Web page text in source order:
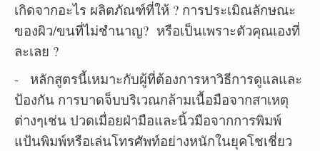
เกิดจากอะไร ผลิตภัณฑ์ที่ให้ ? การประเมิณลักษณะ
ของผิว/ขนที่ไม่ชำนาญ? หรือเป็นเพราะตัวคุณเองที่
ละเลย ?
- หลักสูตรนี้เหมาะกับผู้ที่ต้องการหาวิธีการดูแลและ
ป้องกัน การบาดจ็บบริเวณกล้ามเนื้อมือจากสาเหตุ
ต่างๆเช่น ปวดเมื่อยฝ่ามือและนิ้วมือจากการพิมพ์
แป้นพิมพ์หรือเล่นโทรศัพท์อย่างหนักในยุคโชเชี่ยว